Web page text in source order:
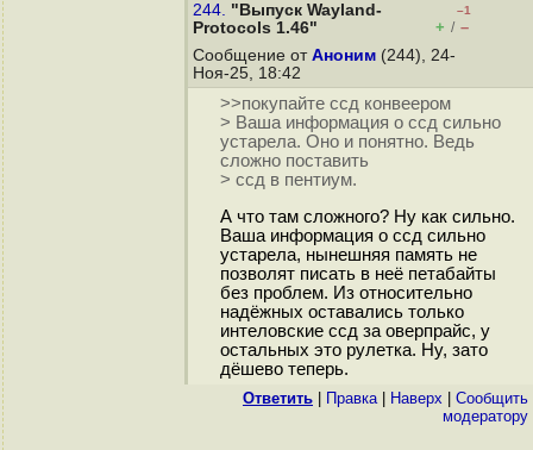
244. "Выпуск Wayland-
Protocols 1.46"
–1
+ / –
Сообщение от Аноним (244), 24-
Ноя-25, 18:42
>>покупайте ссд конвеером
> Ваша информация о ссд сильно
устарела. Оно и понятно. Ведь
сложно поставить
> ссд в пентиум.
А что там сложного? Ну как сильно.
Ваша информация о ссд сильно
устарела, нынешняя память не
позволят писать в неё петабайты
без проблем. Из относительно
надёжных оставались только
интеловские ссд за оверпрайс, у
остальных это рулетка. Ну, зато
дёшево теперь.
Ответить Правка| Наверх
Cообщить
модератору